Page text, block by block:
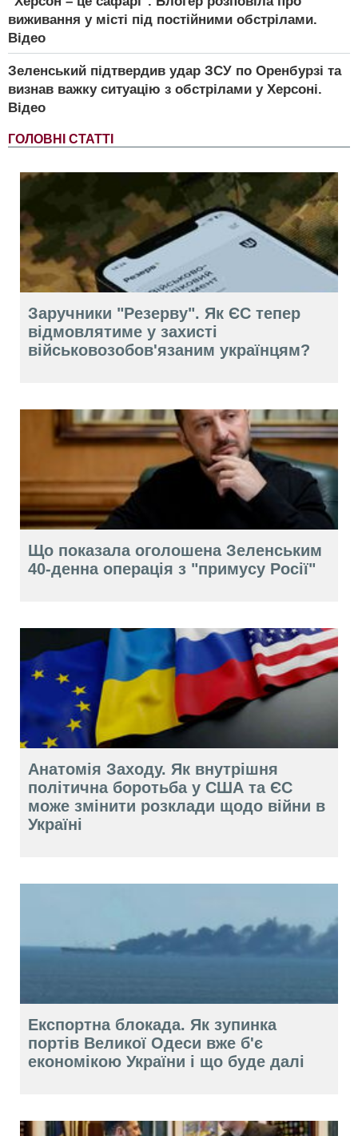
виживання у місті під постійними обстрілами.
Відео
Зеленський підтвердив удар ЗСУ по Оренбурзі та
визнав важку ситуацію з обстрілами у Херсоні.
Відео
ГОЛОВНІ СТАТТІ
Заручники "Резерву". Як ЄС тепер
відмовлятиме у захисті
військовозобов'язаним українцям?
Що показала оголошена Зеленським
40-денна операція з "примусу Росії"
Анатомія Заходу. Як внутрішня
політична боротьба у США та ЄС
може змінити розклади щодо війни в
Україні
Експортна блокада. Як зупинка
портів Великої Одеси вже б'є
економікою України і що буде далі